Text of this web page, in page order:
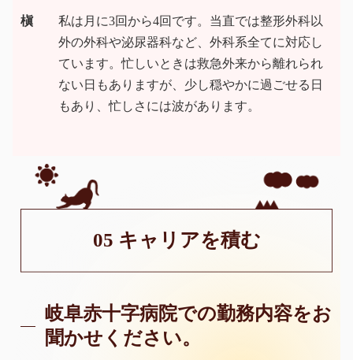
槇
私は月に3回から4回です。当直では整形外科以
外の外科や泌尿器科など、外科系全てに対応し
ています。忙しいときは救急外来から離れられ
ない日もありますが、少し穏やかに過ごせる日
もあり、忙しさには波があります。
05 キャリアを積む
岐阜赤十字病院での勤務内容をお
聞かせください。